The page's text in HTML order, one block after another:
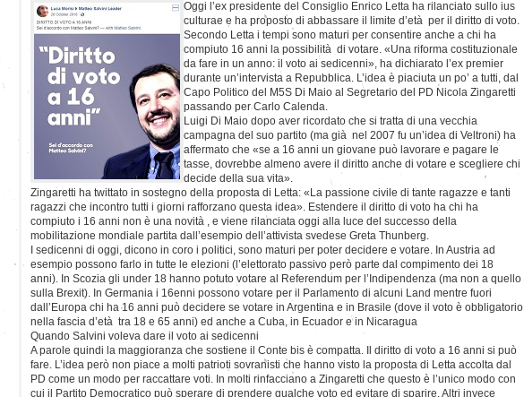
Oggi l’ex presidente del Consiglio Enrico Letta ha rilanciato sullo ius
culturae e ha proposto di abbassare il limite d’età per il diritto di voto.
Secondo Letta i tempi sono maturi per consentire anche a chi ha
compiuto 16 anni la possibilità di votare. «Una riforma costituzionale
da fare in un anno: il voto ai sedicenni», ha dichiarato l’ex premier
durante un’intervista a Repubblica. L’idea è piaciuta un po’ a tutti, dal
Capo Politico del M5S Di Maio al Segretario del PD Nicola Zingaretti
passando per Carlo Calenda.
Luigi Di Maio dopo aver ricordato che si tratta di una vecchia
campagna del suo partito (ma già nel 2007 fu un’idea di Veltroni) ha
affermato che «se a 16 anni un giovane può lavorare e pagare le
tasse, dovrebbe almeno avere il diritto anche di votare e scegliere chi
decide della sua vita».
Zingaretti ha twittato in sostegno della proposta di Letta: «La passione civile di tante ragazze e tanti
ragazzi che incontro tutti i giorni rafforzano questa idea». Estendere il diritto di voto ha chi ha
compiuto i 16 anni non è una novità , e viene rilanciata oggi alla luce del successo della
mobilitazione mondiale partita dall’esempio dell’attivista svedese Greta Thunberg.
I sedicenni di oggi, dicono in coro i politici, sono maturi per poter decidere e votare. In Austria ad
esempio possono farlo in tutte le elezioni (l’elettorato passivo però parte dal compimento dei 18
anni). In Scozia gli under 18 hanno potuto votare al Referendum per l’Indipendenza (ma non a quello
sulla Brexit). In Germania i 16enni possono votare per il Parlamento di alcuni Land mentre fuori
dall’Europa chi ha 16 anni può decidere se votare in Argentina e in Brasile (dove il voto è obbligatorio
nella fascia d’età tra 18 e 65 anni) ed anche a Cuba, in Ecuador e in Nicaragua
Quando Salvini voleva dare il voto ai sedicenni
A parole quindi la maggioranza che sostiene il Conte bis è compatta. Il diritto di voto a 16 anni si può
fare. L’idea però non piace a molti patrioti sovranisti che hanno visto la proposta di Letta accolta dal
PD come un modo per raccattare voti. In molti rinfacciano a Zingaretti che questo è l’unico modo con
cui il Partito Democratico può sperare di prendere qualche voto ed evitare di sparire. Altri invece